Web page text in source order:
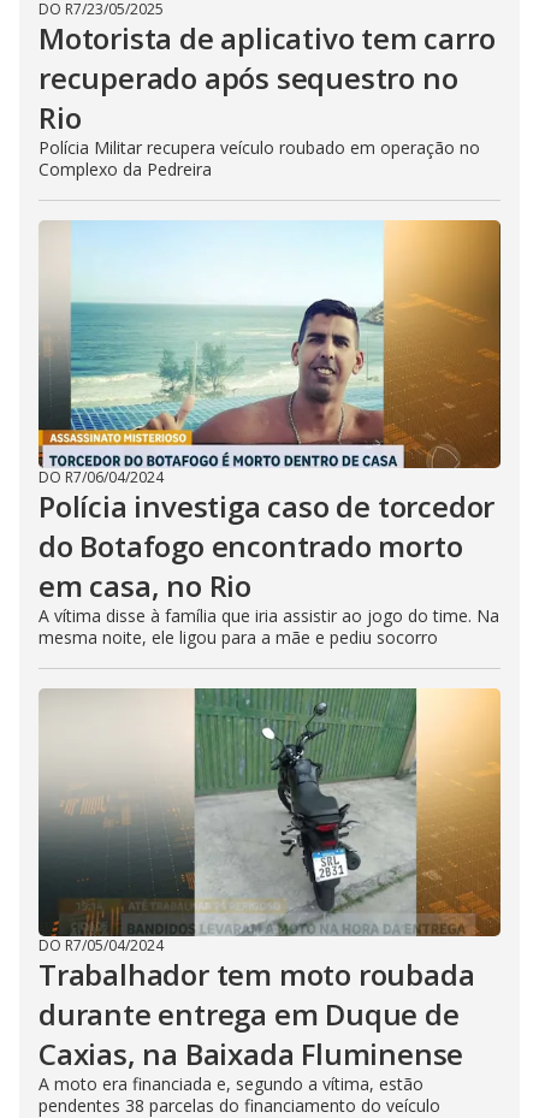
DO R7/23/05/2025
Motorista de aplicativo tem carro
recuperado após sequestro no
Rio
Polícia Militar recupera veículo roubado em operação no
Complexo da Pedreira
DO R7/06/04/2024
Polícia investiga caso de torcedor
do Botafogo encontrado morto
em casa, no Rio
A vítima disse à família que iria assistir ao jogo do time. Na
mesma noite, ele ligou para a mãe e pediu socorro
DO R7/05/04/2024
Trabalhador tem moto roubada
durante entrega em Duque de
Caxias, na Baixada Fluminense
A moto era financiada e, segundo a vítima, estão
pendentes 38 parcelas do financiamento do veículo